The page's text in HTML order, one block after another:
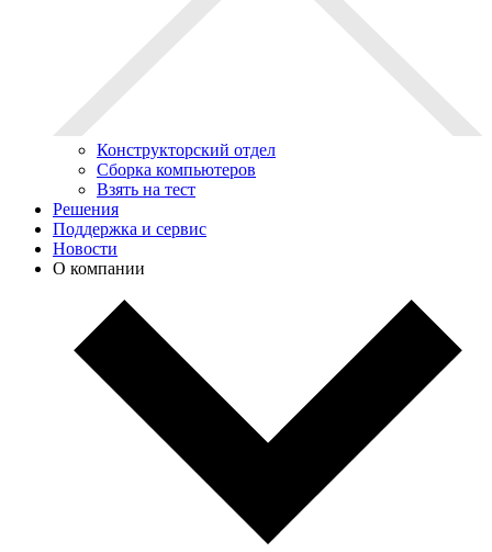
Конструкторский отдел
Сборка компьютеров
Взять на тест
Решения
Поддержка и сервис
Новости
О компании